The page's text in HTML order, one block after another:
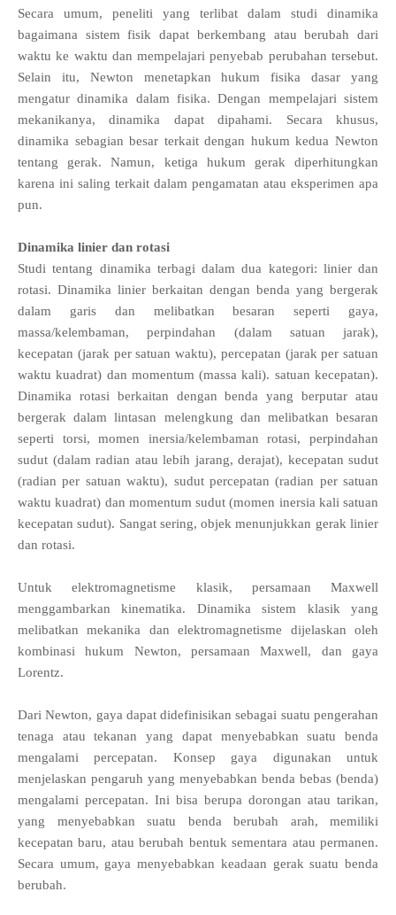
Secara umum, peneliti yang terlibat dalam studi dinamika
bagaimana sistem fisik dapat berkembang atau berubah dari
waktu ke waktu dan mempelajari penyebab perubahan tersebut.
Selain itu, Newton menetapkan hukum fisika dasar yang
mengatur dinamika dalam fisika. Dengan mempelajari sistem
mekanikanya, dinamika dapat dipahami. Secara khusus,
dinamika sebagian besar terkait dengan hukum kedua Newton
tentang gerak. Namun, ketiga hukum gerak diperhitungkan
karena ini saling terkait dalam pengamatan atau eksperimen apa
pun.
Dinamika linier dan rotasi
Studi tentang dinamika terbagi dalam dua kategori: linier dan
rotasi. Dinamika linier berkaitan dengan benda yang bergerak
dalam garis dan melibatkan besaran seperti gaya,
massa/kelembaman, perpindahan (dalam satuan jarak),
kecepatan (jarak per satuan waktu), percepatan (jarak per satuan
waktu kuadrat) dan momentum (massa kali). satuan kecepatan).
Dinamika rotasi berkaitan dengan benda yang berputar atau
bergerak dalam lintasan melengkung dan melibatkan besaran
seperti torsi, momen inersia/kelembaman rotasi, perpindahan
sudut (dalam radian atau lebih jarang, derajat), kecepatan sudut
(radian per satuan waktu), sudut percepatan (radian per satuan
waktu kuadrat) dan momentum sudut (momen inersia kali satuan
kecepatan sudut). Sangat sering, objek menunjukkan gerak linier
dan rotasi.
Untuk elektromagnetisme klasik, persamaan Maxwell
menggambarkan kinematika. Dinamika sistem klasik yang
melibatkan mekanika dan elektromagnetisme dijelaskan oleh
kombinasi hukum Newton, persamaan Maxwell, dan gaya
Lorentz.
Dari Newton, gaya dapat didefinisikan sebagai suatu pengerahan
tenaga atau tekanan yang dapat menyebabkan suatu benda
mengalami percepatan. Konsep gaya digunakan untuk
menjelaskan pengaruh yang menyebabkan benda bebas (benda)
mengalami percepatan. Ini bisa berupa dorongan atau tarikan,
yang menyebabkan suatu benda berubah arah, memiliki
kecepatan baru, atau berubah bentuk sementara atau permanen.
Secara umum, gaya menyebabkan keadaan gerak suatu benda
berubah.